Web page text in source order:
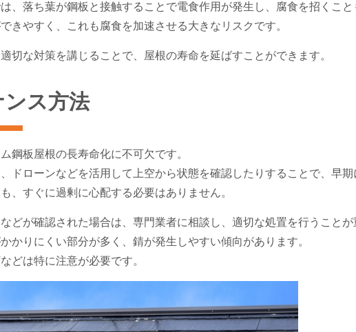
、落ち葉が鋼板と接触することで電食作用が発生し、腐食を招くこと
きやすく、これも腐食を加速させる大きなリスクです。
切な対策を講じることで、屋根の寿命を延ばすことができます。
ス方法
鋼板屋根の長寿命化に不可欠です。
ドローンなどを活用して上空から状態を確認したりすることで、早
、すぐに過剰に心配する必要はありません。
どが確認された場合は、専門業者に相談し、適切な処置を行うこと
かりにくい部分が多く、錆が発生しやすい傾向があります。
どは特に注意が必要です。